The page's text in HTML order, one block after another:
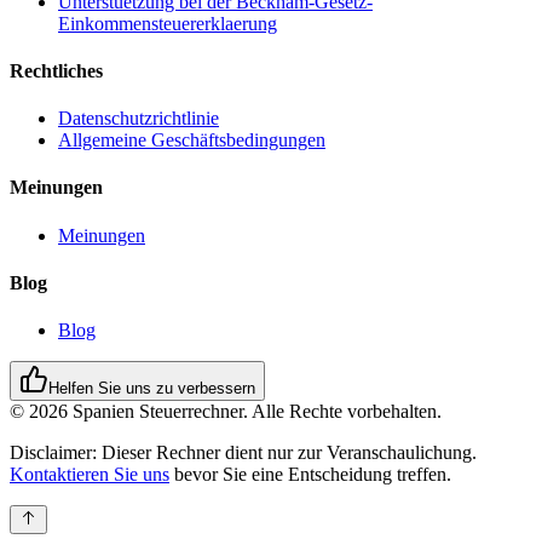
Einkommensteuererklaerung
Rechtliches
Datenschutzrichtlinie
Allgemeine Geschäftsbedingungen
Meinungen
Meinungen
Blog
Blog
Helfen Sie uns zu verbessern
© 2026 Spanien Steuerrechner. Alle Rechte vorbehalten.
Disclaimer: Dieser Rechner dient nur zur Veranschaulichung.
Kontaktieren Sie uns bevor Sie eine Entscheidung treffen.